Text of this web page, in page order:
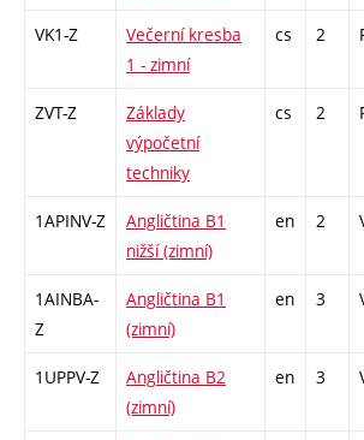
VK1-Z
Večerní kresba
1 - zimní
cs 2
ZVT-Z
Základy
výpočetní
techniky
cs 2
1APINV-Z
Angličtina B1
nižší (zimní)
en 2
1AINBA-
Z
Angličtina B1
(zimní)
en 3
1UPPV-Z
Angličtina B2
(zimní)
en 3